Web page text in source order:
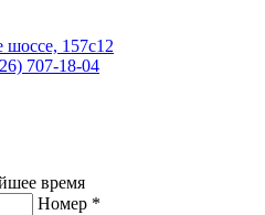
шоссе, 157c12
707-18-04
время
Номер *